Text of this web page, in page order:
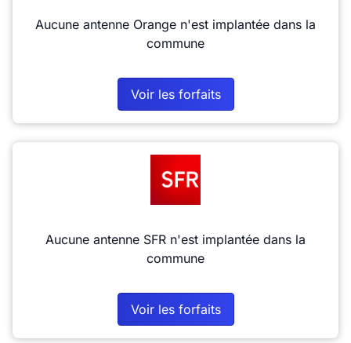
Aucune antenne Orange n'est implantée dans la
commune
Voir les forfaits
Aucune antenne SFR n'est implantée dans la
commune
Voir les forfaits